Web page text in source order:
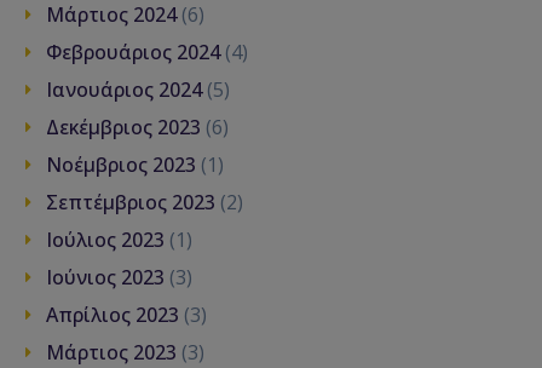
Μάρτιος 2024(6)
Φεβρουάριος 2024(4)
Ιανουάριος 2024(5)
Δεκέμβριος 2023 (6)
Νοέμβριος 2023 (1)
Σεπτέμβριος 2023 (2)
Ιούλιος 2023 (1)
Ιούνιος 2023 (3)
Απρίλιος 2023 (3)
Μάρτιος 2023 (3)